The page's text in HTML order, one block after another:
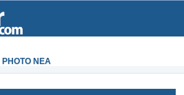
PHOTO NEA